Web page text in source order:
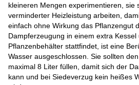
kleineren Mengen experimentieren, sie
verminderter Heizleistung arbeiten,
einfach ohne Wirkung das Pflanzengut
Dampferzeugung in einem extra Kessel
Pflanzenbehälter stattfindet, ist eine
Wasser ausgeschlossen. Sie sollten
maximal 8 Liter füllen, damit sich der
kann und bei Siedeverzug kein heißes